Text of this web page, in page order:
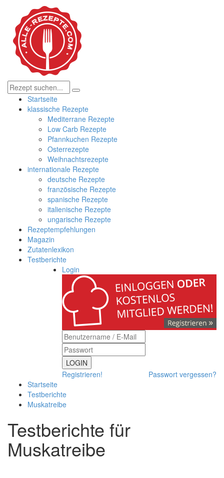
Startseite
klassische Rezepte
Mediterrane Rezepte
Low Carb Rezepte
Pfannkuchen Rezepte
Osterrezepte
Weihnachtsrezepte
internationale Rezepte
deutsche Rezepte
französische Rezepte
spanische Rezepte
italienische Rezepte
ungarische Rezepte
Rezeptempfehlungen
Magazin
Zutatenlexikon
Testberichte
Login
LOGIN
Registrieren!
Passwort vergessen?
Startseite
Testberichte
Muskatreibe
Testberichte für
Muskatreibe